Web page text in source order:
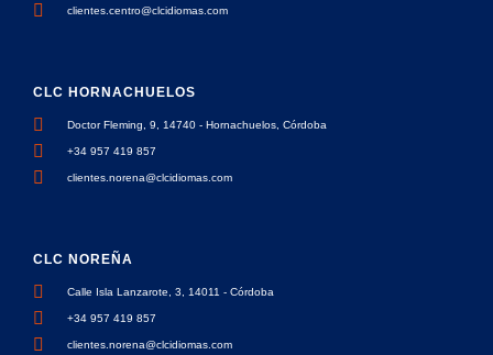
CLC NOREÑA
Calle Isla Lanzarote, 3, 14011 - Córdoba
+34 957 419 857
clientes.norena@clcidiomas.com
CLC HORNACHUELOS
Doctor Fleming, 9, 14740 - Hornachuelos, Córdoba
+34 957 419 857
clientes.norena@clcidiomas.com
clientes.centro@clcidiomas.com